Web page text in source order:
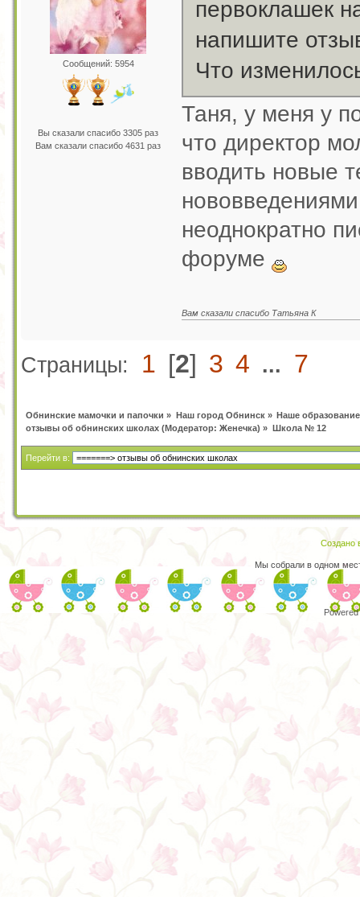
Сообщений: 5954
Вы сказали спасибо 3305 раз
Вам сказали спасибо 4631 раз
первоклашек
напишите
Что
Таня, у меня у
что директор
вводить новые
неоднократно
форуме
Вам сказали спасибо Татьяна К
Страницы: 1 [2] 3 4 ... 7
Обнинские мамочки и папочки » Наш город Обнинск» Наше образование
отзывы об обнинских школах (Модератор:Женечка) » Школа № 12
Перейти в:
Создано
Мы собрали в одном